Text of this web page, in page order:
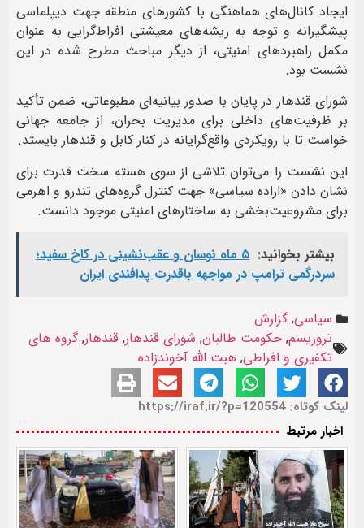
ایجاد کانال‌های هماهنگی با کشورهای منطقه جهت دیپلماسی
پیشگیرانه و توجه به ریشه‌های معیشتی افراط‌گرایی به عنوان
مکمل راهبردهای امنیتی، از دیگر مباحث مطرح شده در این
نشست بود.
شورای قندهار در پایان با صدور بیانیه‌ای مطبوعاتی، ضمن تأکید
بر ظرفیت‌های داخلی برای مدیریت بحران، از جامعه جهانی
خواست تا با رویکردی واقع‌گرایانه در کنار کابل و قندهار بایستد.
این نشست را می‌توان تلاشی از سوی هسته سخت قدرت برای
نشان دادن «اراده سیاسی» جهت کنترل گروه‌های تندرو و اهرمی
برای مشروعیت‌بخشی به ساختارهای امنیتی موجود دانست.
بیشتر بخوانید:
۵ ماه نوسان و عقب‌نشینی در کاخ سفید؛
سردرگمی ترامپ در مواجهه باقدرت پدافندی ایران
سیاسی,گزارش
تروریسم, حکومت طالبان, شورای قندهار, قندهار,گروه های
تکفیری و افراطی, هبت الله آخوندزاده
لینک کوتاه: https://iraf.ir/?p=120554
اخبار مرتبط